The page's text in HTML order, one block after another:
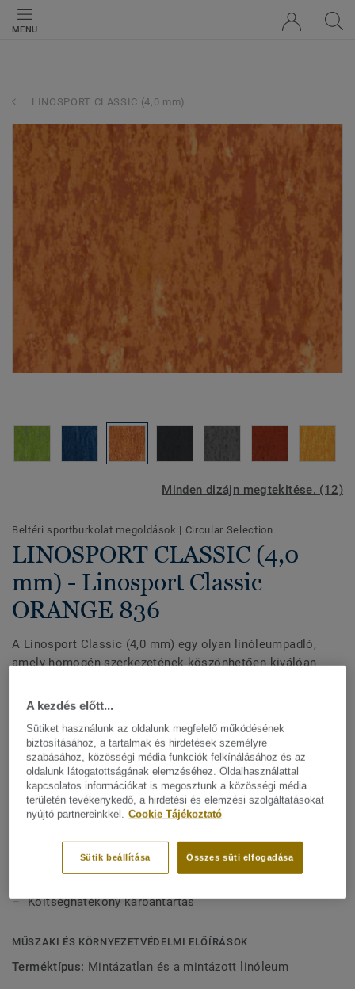
MENU
LINOSPORT CLASSIC (4,0 mm)
Minden dizájn megtekitése. (12)
Beltéri sportburkolat megoldások | Circular Selection
LINOSPORT CLASSIC (4,0
mm) - Linosport Classic
ORANGE 836
A Linosport Classic (4,0 mm) egy olyan linóleumpadló,
amely homogén szerkezetének köszönhetően kiválóan
Felületvédelemmel rendelkezik, hogy nagy tartósságot és
színenként legalább 350 m²-es mennyiség esetén xf²
felületvédelemmel is rendelhető.Lumaflex alátétrendszerrel
kombinálható, hogy különböző sporttevékenységekhez is
megfelelő teljesítményt nyújtson.
Mutasson többet
FŐBB JELLEMZŐK
Olaszországban készül
Rendkívül ellenálló a kopással a benyomódással
szemben
Helyszíni felületkezelés
A Lumaflex alátétrendszerrel kombinálható
Költséghatékony karbantartás
MŰSZAKI ÉS KÖRNYEZETVÉDELMI ELŐÍRÁSOK
Terméktípus: Mintázatlan és a mintázott linóleum
A kezdés előtt...
Sütiket használunk az oldalunk megfelelő működésének
biztosításához, a tartalmak és hirdetések személyre
szabásához, közösségi média funkciók felkínálásához és az
oldalunk látogatottságának elemzéséhez. Oldalhasználattal
kapcsolatos információkat is megosztunk a közösségi média
területén tevékenykedő, a hirdetési és elemzési szolgáltatásokat
nyújtó partnereinkkel. Cookie Tájékoztató
Összes süti elfogadása
Sütik beállítása